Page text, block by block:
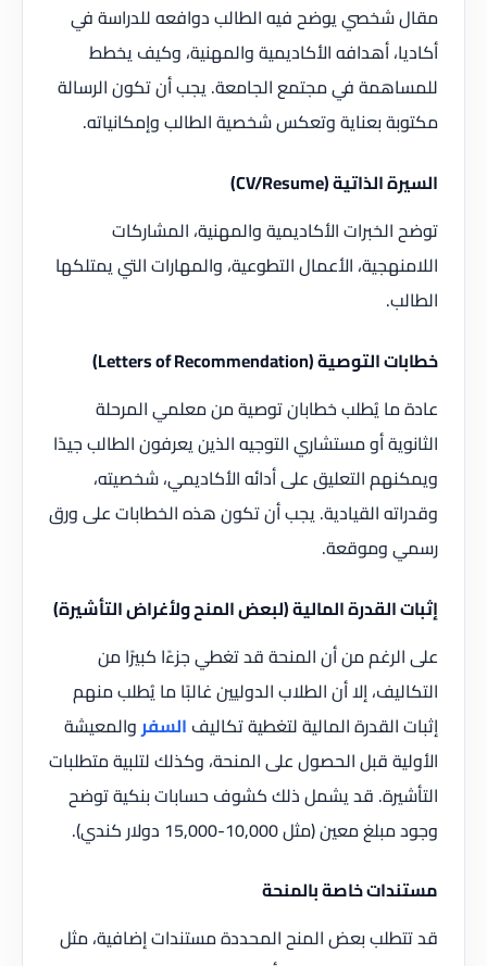
مقال شخصي يوضح فيه الطالب دوافعه للدراسة في
أكاديا، أهدافه الأكاديمية والمهنية، وكيف يخطط
للمساهمة في مجتمع الجامعة. يجب أن تكون الرسالة
مكتوبة بعناية وتعكس شخصية الطالب وإمكانياته.
السيرة الذاتية (CV/Resume)
توضح الخبرات الأكاديمية والمهنية، المشاركات
اللامنهجية، الأعمال التطوعية، والمهارات التي يمتلكها
الطالب.
خطابات التوصية (Letters of Recommendation)
عادة ما يُطلب خطابان توصية من معلمي المرحلة
الثانوية أو مستشاري التوجيه الذين يعرفون الطالب جيدًا
ويمكنهم التعليق على أدائه الأكاديمي، شخصيته،
وقدراته القيادية. يجب أن تكون هذه الخطابات على ورق
رسمي وموقعة.
إثبات القدرة المالية (لبعض المنح ولأغراض التأشيرة)
على الرغم من أن المنحة قد تغطي جزءًا كبيرًا من
التكاليف، إلا أن الطلاب الدوليين غالبًا ما يُطلب منهم
إثبات القدرة المالية لتغطية تكاليفالسفر والمعيشة
الأولية قبل الحصول على المنحة، وكذلك لتلبية متطلبات
التأشيرة. قد يشمل ذلك كشوف حسابات بنكية توضح
وجود مبلغ معين (مثل 10,000-15,000 دولار كندي).
مستندات خاصة بالمنحة
قد تتطلب بعض المنح المحددة مستندات إضافية، مثل